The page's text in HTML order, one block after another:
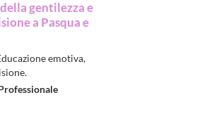
gentilezza e
a Pasqua e
emotiva,